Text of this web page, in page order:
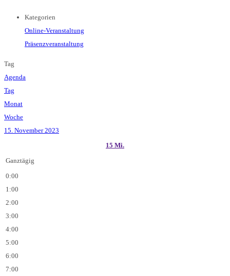
Kategorien
Online-Veranstaltung
Präsenzveranstaltung
Tag
Agenda
Tag
Monat
Woche
15. November 2023
15 Mi.
Ganztägig
0:00
1:00
2:00
3:00
4:00
5:00
6:00
7:00